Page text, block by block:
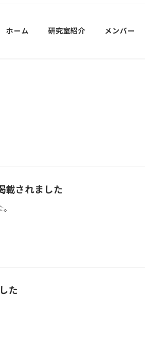
ホーム 研究室紹介 メンバー
載されました
た